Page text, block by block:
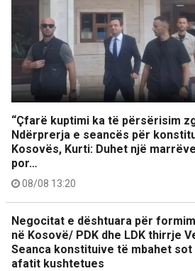
“Çfarë kuptimi ka të përsërisim
Ndërprerja e seancës për
Kosovës, Kurti: Duhet një
por…
08/08 13:20
Negocitat e dështuara për
në Kosovë/ PDK dhe LDK thirrje
Seanca konstituive të mbahet
afatit kushtetues